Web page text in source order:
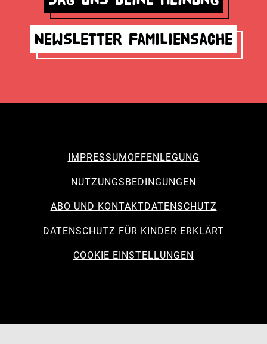
Newsletter Familiensache
IMPRESSUMOFFENLEGUNG
NUTZUNGSBEDINGUNGEN
ABO UND KONTAKTDATENSCHUTZ
DATENSCHUTZ FÜR KINDER ERKLÄRT
COOKIE EINSTELLUNGEN